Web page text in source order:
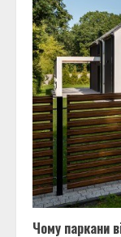
Чому паркани